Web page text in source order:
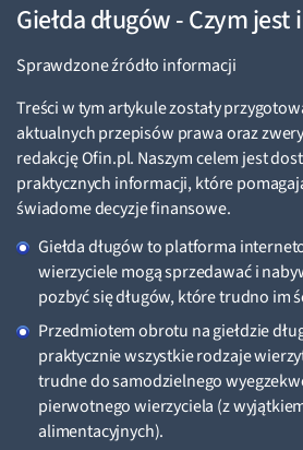
Giełda długów - Czym jest
Sprawdzone źródło informacji
Treści w tym artykule zostały
aktualnych przepisów prawa oraz
redakcję Ofin.pl. Naszym celem jest
praktycznych informacji, które
świadome decyzje finansowe.
Giełda długów to platforma
wierzyciele mogą sprzedawać i
pozbyć się długów, które trudno im
Przedmiotem obrotu na giełdzie
praktycznie wszystkie rodzaje
trudne do samodzielnego
pierwotnego wierzyciela (z
alimentacyjnych).